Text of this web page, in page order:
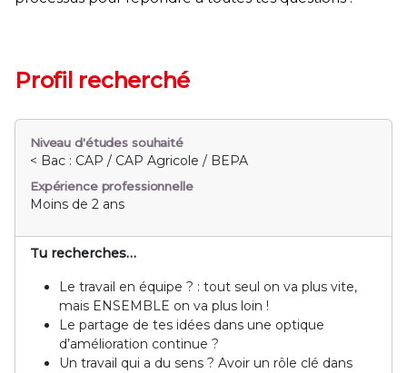
Profil recherché
Niveau d'études souhaité
< Bac : CAP / CAP Agricole / BEPA
Expérience professionnelle
Moins de 2 ans
Tu recherches…
Le travail en équipe ? : tout seul on va plus vite,
mais ENSEMBLE on va plus loin !
Le partage de tes idées dans une optique
d’amélioration continue ?
Un travail qui a du sens ? Avoir un rôle clé dans